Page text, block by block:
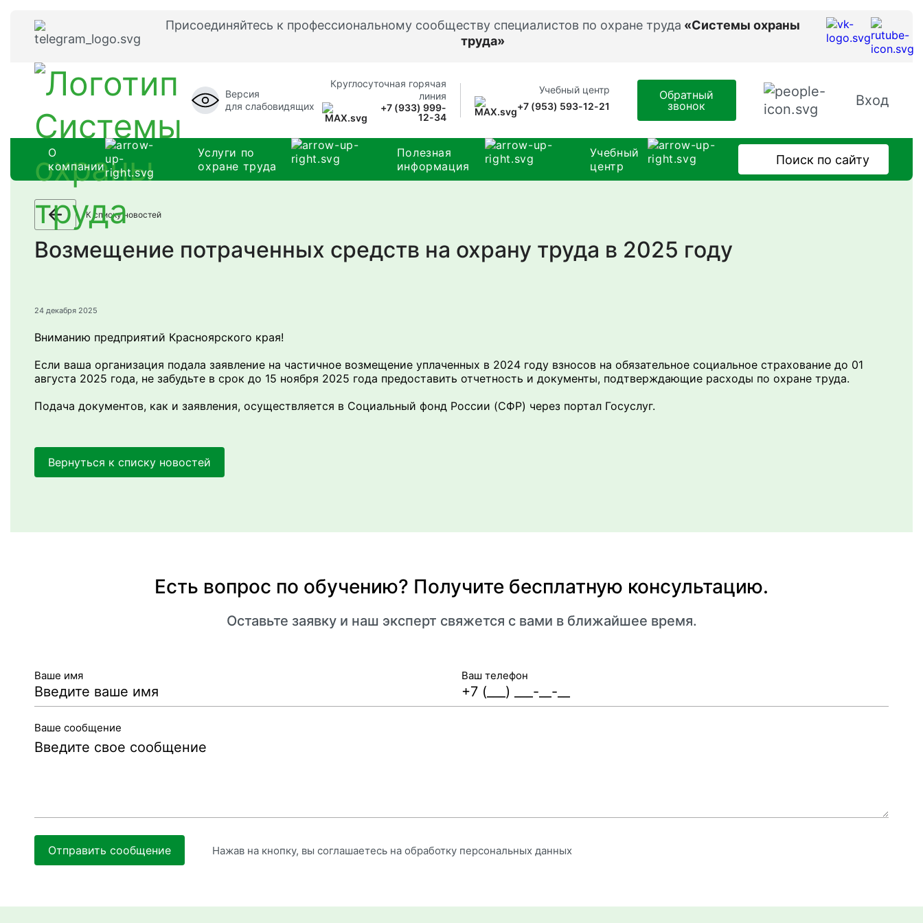
Присоединяйтесь к профессиональному сообществу специалистов по охране труда «Системы охраны
труда»
Версия
для слабовидящих
Круглосуточная горячая
линия
+7 (933) 999-
12-34
Учебный центр
+7 (953) 593-12-21
Обратный
звонок
Вход
О
компании
Услуги по
охране труда
Полезная
информация
Учебный
центр
К списку новостей
Возмещение потраченных средств на охрану труда в 2025 году
24 декабря 2025
Вниманию предприятий Красноярского края!
Если ваша организация подала заявление на частичное возмещение уплаченных в 2024 году взносов на обязательное социальное страхование до 01
августа 2025 года, не забудьте в срок до 15 ноября 2025 года предоставить отчетность и документы, подтверждающие расходы по охране труда.
Подача документов, как и заявления, осуществляется в Социальный фонд России (СФР) через портал Госуслуг.
Вернуться к списку новостей
Есть вопрос по обучению? Получите бесплатную консультацию.
Оставьте заявку и наш эксперт свяжется с вами в ближайшее время.
Ваше имя Ваш телефон
Ваше сообщение
Отправить сообщение Нажав на кнопку, вы соглашаетесь на обработку персональных данных